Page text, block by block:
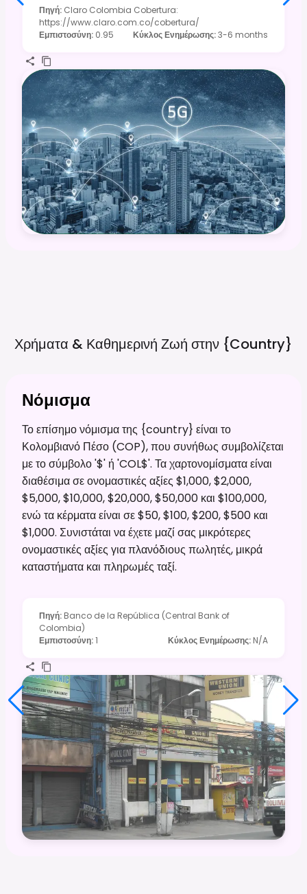
Πηγή: Claro Colombia Cobertura:
https://www.claro.com.co/cobertura/
Εμπιστοσύνη: 0.95 Κύκλος Ενημέρωσης:3-6 months
Χρήματα & Καθημερινή Ζωή στην {country}
Νόμισμα
Το επίσημο νόμισμα της {country} είναι το
Κολομβιανό Πέσο (COP), που συνήθως συμβολίζεται
με το σύμβολο '$' ή 'COL$'. Τα χαρτονομίσματα είναι
διαθέσιμα σε ονομαστικές αξίες $1,000, $2,000,
$5,000, $10,000, $20,000, $50,000 και $100,000,
ενώ τα κέρματα είναι σε $50, $100, $200, $500 και
$1,000. Συνιστάται να έχετε μαζί σας μικρότερες
ονομαστικές αξίες για πλανόδιους πωλητές, μικρά
καταστήματα και πληρωμές ταξί.
Πηγή: Banco de la República (Central Bank of
Colombia)
Εμπιστοσύνη:1 Κύκλος Ενημέρωσης: N/A